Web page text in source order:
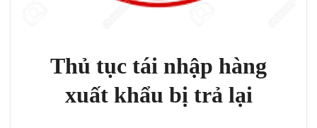
Thủ tục tái nhập hàng
xuất khẩu bị trả lại